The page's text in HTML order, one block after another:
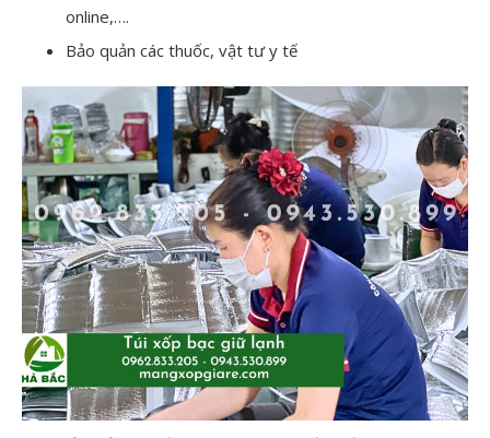
online,….
Bảo quản các thuốc, vật tư y tế